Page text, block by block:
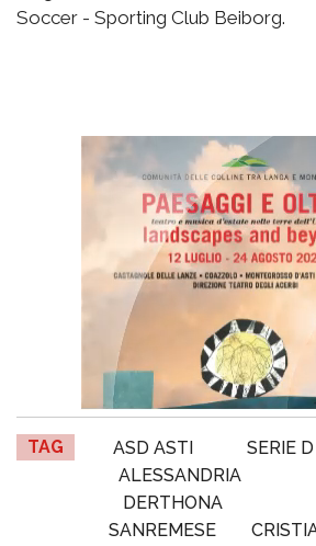
Soccer - Sporting Club Beiborg.
TAG ASD ASTI SERIE D
ALESSANDRIA
DERTHONA
SANREMESE